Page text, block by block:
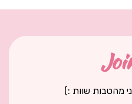
מהטבות שוות :)